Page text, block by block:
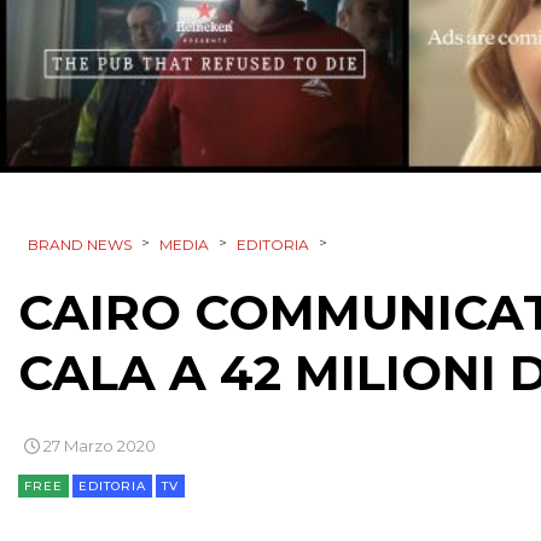
BRAND NEWS > MEDIA > EDITORIA >
CAIRO
CALA A 42 MILIONI
27 Marzo 2020
FREE EDITORIA TV